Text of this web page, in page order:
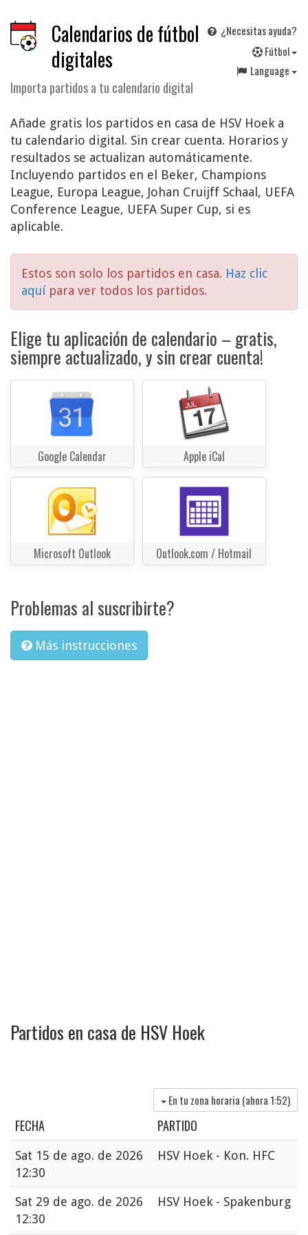
Calendarios de fútbol
digitales
Importa partidos a tu calendario digital
¿Necesitas ayuda?
Fútbol
Language
Añade gratis los partidos en casa de HSV Hoek a
tu calendario digital. Sin crear cuenta. Horarios y
resultados se actualizan automáticamente.
Incluyendo partidos en el Beker, Champions
League, Europa League, Johan Cruijff Schaal, UEFA
Conference League, UEFA Super Cup, si es
aplicable.
Estos son solo los partidos en casa. Haz clic
aquí para ver todos los partidos.
Elige tu aplicación de calendario – gratis,
siempre actualizado, y sin crear cuenta!
Google Calendar Apple iCal
Microsoft Outlook Outlook.com / Hotmail
Problemas al suscribirte?
Más instrucciones
Partidos en casa de HSV Hoek
En tu zona horaria (ahora 1:52)
FECHA PARTIDO
Sat 15 de ago. de 2026
12:30
HSV Hoek - Kon. HFC
Sat 29 de ago. de 2026
12:30
HSV Hoek - Spakenburg